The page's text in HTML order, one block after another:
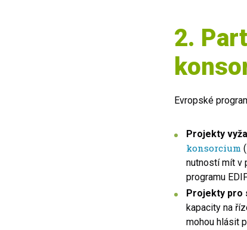
2.
Evropské
Projekty
konsorcium
nutností mít v
programu
Projekty pro
kapacity na
mohou hlásit